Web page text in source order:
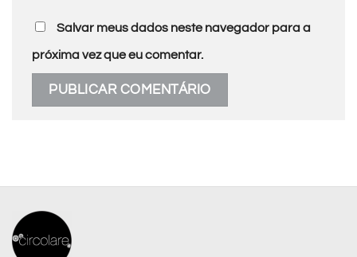
Salvar meus dados neste navegador para a
próxima vez que eu comentar.